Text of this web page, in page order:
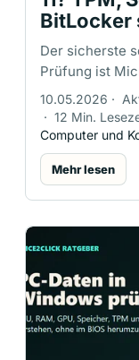
BitLocker
Der sicherste
Prüfung ist
Danach
Ansichten:
10.05.2026 ·
· 12 Min.
Computer und
Mehr lesen